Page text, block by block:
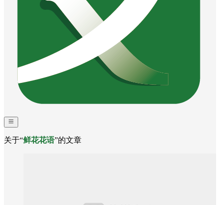
关于“鲜花花语”的文章